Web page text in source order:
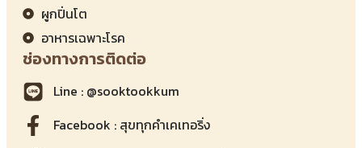
ผูกปิ่นโต
อาหารเฉพาะโรค
ช่องทางการติดต่อ
Line : @sooktookkum
Facebook : สุขทุกคำเคเทอริ่ง